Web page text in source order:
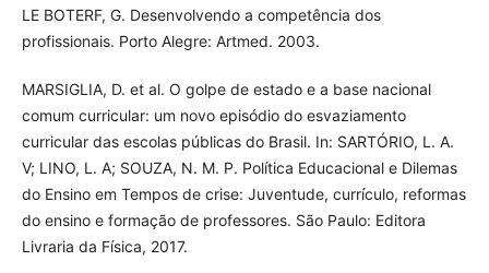
LE BOTERF, G. Desenvolvendo a competência dos
profissionais. Porto Alegre: Artmed. 2003.
MARSIGLIA, D. et al. O golpe de estado e a base nacional
comum curricular: um novo episódio do esvaziamento
curricular das escolas públicas do Brasil. In: SARTÓRIO, L. A.
V; LINO, L. A; SOUZA, N. M. P. Política Educacional e Dilemas
do Ensino em Tempos de crise: Juventude, currículo, reformas
do ensino e formação de professores. São Paulo: Editora
Livraria da Física, 2017.